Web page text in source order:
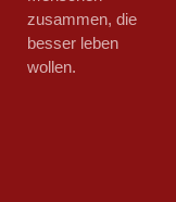
zusammen, die
besser leben
wollen.